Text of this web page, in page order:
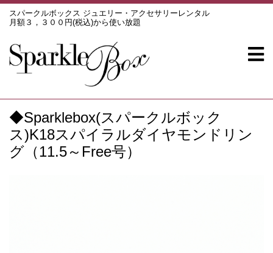
スパークルボックス ジュエリー・アクセサリーレンタル
月額３，３００円(税込)から使い放題
◆Sparklebox(スパークルボック
ス)K18スパイラルダイヤモンドリン
グ（11.5～Free号）